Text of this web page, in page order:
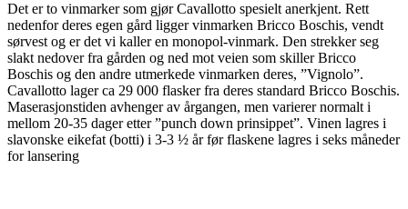
Det er to vinmarker som gjør Cavallotto spesielt anerkjent. Rett
nedenfor deres egen gård ligger vinmarken Bricco Boschis, vendt
sørvest og er det vi kaller en monopol-vinmark. Den strekker seg
slakt nedover fra gården og ned mot veien som skiller Bricco
Boschis og den andre utmerkede vinmarken deres, ”Vignolo”.
Cavallotto lager ca 29 000 flasker fra deres standard Bricco Boschis.
Maserasjonstiden avhenger av årgangen, men varierer normalt i
mellom 20-35 dager etter ”punch down prinsippet”. Vinen lagres i
slavonske eikefat (botti) i 3-3 ½ år før flaskene lagres i seks måneder
for lansering